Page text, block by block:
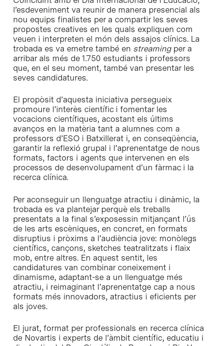
l’esdeveniment va reunir de manera presencial als
nou equips finalistes per a compartir les seves
propostes creatives en les quals expliquen com
veuen i interpreten el món dels assajos clínics. La
trobada es va emetre també en streamingper a
arribar als més de 1.750 estudiants i professors
que, en el seu moment, també van presentar les
seves candidatures.
El propòsit d’aquesta iniciativa persegueix
promoure l’interès científic i fomentar les
vocacions científiques, acostant els últims
avanços en la matèria tant a alumnes com a
professors d’ESO i Batxillerat i, en conseqüència,
garantir la reflexió grupal i l’aprenentatge de nous
formats, factors i agents que intervenen en els
processos de desenvolupament d’un fàrmac i la
recerca clínica.
Per aconseguir un llenguatge atractiu i dinàmic, la
trobada es va plantejar perquè els treballs
presentats a la final s’exposessin mitjançant l’ús
de les arts escèniques, en concret, en formats
disruptius i pròxims a l’audiència jove: monòlegs
científics, cançons, sketches teatralitzats i flaix
mob, entre altres. En aquest sentit, les
candidatures van combinar coneixement i
dinamisme, adaptant-se a un llenguatge més
atractiu, i reimaginant l’aprenentatge cap a nous
formats més innovadors, atractius i eficients per
als joves.
El jurat, format per professionals en recerca clínica
de Novartis i experts de l’àmbit científic, educatiu i